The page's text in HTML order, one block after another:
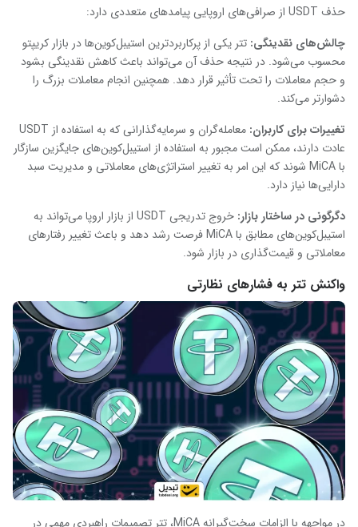
حذف USDT از صرافی‌های اروپایی پیامدهای متعددی دارد:
چالش‌های نقدینگی: تتر یکی از پرکاربردترین استیبل‌کوین‌ها در بازار کریپتو
محسوب می‌شود. در نتیجه حذف آن می‌تواند باعث کاهش نقدینگی بشود
و حجم معاملات را تحت تأثیر قرار دهد. همچنین انجام معاملات بزرگ را
دشوارتر می‌کند.
تغییرات برای کاربران:
معامله‌گران و سرمایه‌گذارانی که به استفاده از USDT
عادت دارند، ممکن است مجبور به استفاده از استیبل‌کوین‌های جایگزین سازگار
با MiCA شوند که این امر به تغییر استراتژی‌های معاملاتی و مدیریت سبد
دارایی‌ها نیاز دارد.
دگرگونی در ساختار بازار:
خروج تدریجی USDT از بازار اروپا می‌تواند به
استیبل‌کوین‌های مطابق با MiCA فرصت رشد دهد و باعث تغییر رفتارهای
معاملاتی و قیمت‌گذاری در بازار شود.
واکنش تتر به فشارهای نظارتی
در مواجهه با الزامات سخت‌گیرانه MiCA، تتر تصمیمات راهبردی مهمی در